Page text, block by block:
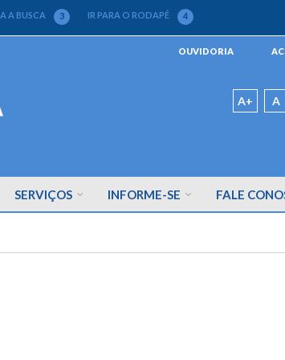
A BUSCA 3 IR PARA O RODAPÉ 4
OUVIDORIA
A+ A
SERVIÇOS INFORME-SE FALE